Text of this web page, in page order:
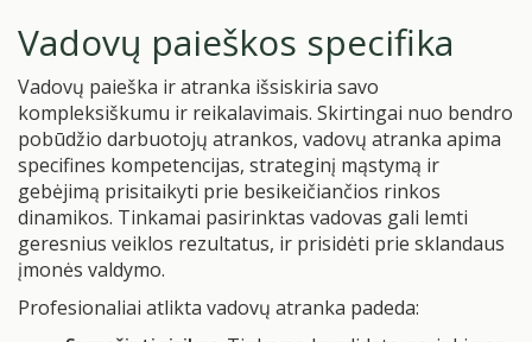
Vadovų paieškos specifika
Vadovų paieška ir atranka išsiskiria savo
kompleksiškumu ir reikalavimais. Skirtingai nuo bendro
pobūdžio darbuotojų atrankos, vadovų atranka apima
specifines kompetencijas, strateginį mąstymą ir
gebėjimą prisitaikyti prie besikeičiančios rinkos
dinamikos. Tinkamai pasirinktas vadovas gali lemti
geresnius veiklos rezultatus, ir prisidėti prie sklandaus
įmonės valdymo.
Profesionaliai atlikta vadovų atranka padeda: